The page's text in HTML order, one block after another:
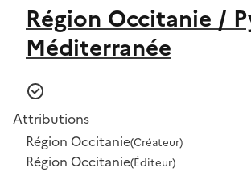
Région Occitanie /
Méditerranée
Attributions
Région Occitanie(Créateur)
Région Occitanie(Éditeur)